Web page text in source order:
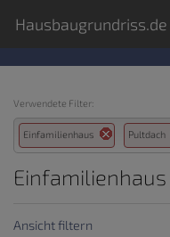
Hausbaugrundriss.de
Verwendete Filter:
Einfamilienhaus Pultdach
Ansicht filtern